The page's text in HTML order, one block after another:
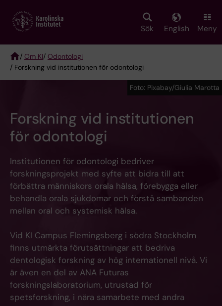
main
Sök English Meny
Breadcrumb
/ Om KI/ Odontologi
/ Forskning vid institutionen för odontologi
Forskning vid institutionen
för odontologi
Institutionen för odontologi bedriver
forskningsprojekt med syfte att bidra till att
förbättra människors orala hälsa, förebygga eller
behandla orala sjukdomar och förstå sambanden
mellan oral och systemisk hälsa.
Vid KI Campus Flemingsberg i södra Stockholm
finns utmärkta förutsättningar att bedriva
dentologisk forskning av hög internationell nivå. Vi
är även en del av ANA Futuras
forskningslaboratorium, utrustad för
spetsforskning, i nära samarbete med andra
Foto: Pixabay/Giulia Marotta